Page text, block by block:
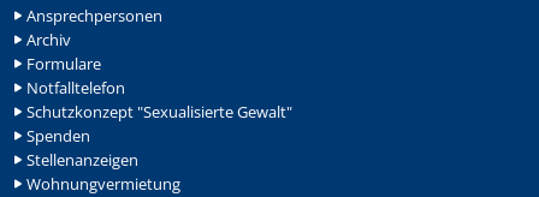
Ansprechpersonen
Archiv
Formulare
Notfalltelefon
Schutzkonzept "Sexualisierte Gewalt"
Spenden
Stellenanzeigen
Wohnungvermietung